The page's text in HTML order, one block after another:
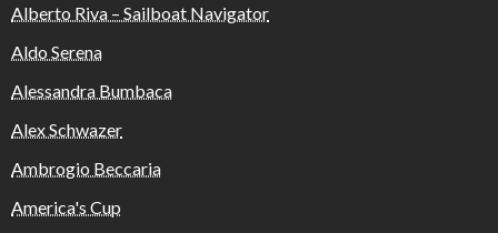
Alberto Riva – Sailboat Navigator
Aldo Serena
Alessandra Bumbaca
Alex Schwazer
Ambrogio Beccaria
America's Cup